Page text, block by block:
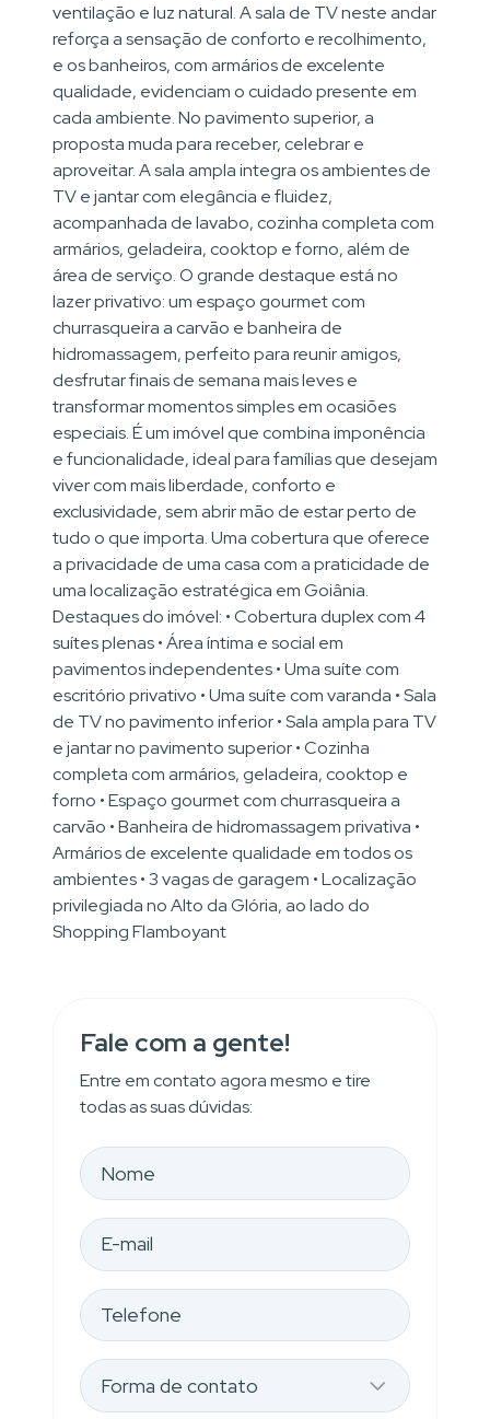
ventilação e luz natural. A sala de TV neste andar
reforça a sensação de conforto e recolhimento,
e os banheiros, com armários de excelente
qualidade, evidenciam o cuidado presente em
cada ambiente. No pavimento superior, a
proposta muda para receber, celebrar e
aproveitar. A sala ampla integra os ambientes de
TV e jantar com elegância e fluidez,
acompanhada de lavabo, cozinha completa com
armários, geladeira, cooktop e forno, além de
área de serviço. O grande destaque está no
lazer privativo: um espaço gourmet com
churrasqueira a carvão e banheira de
hidromassagem, perfeito para reunir amigos,
desfrutar finais de semana mais leves e
transformar momentos simples em ocasiões
especiais. É um imóvel que combina imponência
e funcionalidade, ideal para famílias que desejam
viver com mais liberdade, conforto e
exclusividade, sem abrir mão de estar perto de
tudo o que importa. Uma cobertura que oferece
a privacidade de uma casa com a praticidade de
uma localização estratégica em Goiânia.
Destaques do imóvel: • Cobertura duplex com 4
suítes plenas • Área íntima e social em
pavimentos independentes • Uma suíte com
escritório privativo • Uma suíte com varanda • Sala
de TV no pavimento inferior • Sala ampla para TV
e jantar no pavimento superior • Cozinha
completa com armários, geladeira, cooktop e
forno • Espaço gourmet com churrasqueira a
carvão • Banheira de hidromassagem privativa •
Armários de excelente qualidade em todos os
ambientes • 3 vagas de garagem • Localização
privilegiada no Alto da Glória, ao lado do
Shopping Flamboyant
Fale com a gente!
Entre em contato agora mesmo e tire
todas as suas dúvidas: